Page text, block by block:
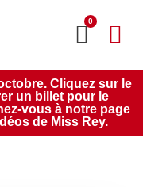
0
Cliquez sur le
un billet pour le
vous à notre page
de Miss Rey.